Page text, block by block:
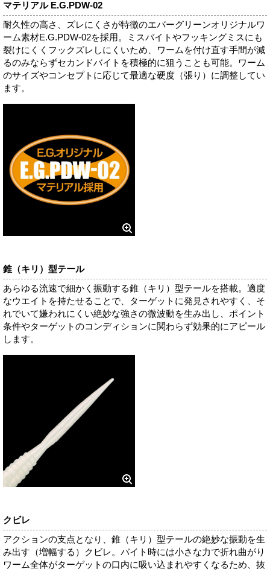
マテリアル E.G.PDW-02
耐久性の高さ、ズレにくさが特徴のエバーグリーンオリジナルワ
ーム素材E.G.PDW-02を採用。ミスバイトやフッキングミスにも
裂けにくくフックズレしにくいため、ワームを付け直す手間が減
るのみならずセカンドバイトを積極的に狙うことも可能。ワーム
のサイズやコンセプトに応じて最適な硬度（張り）に調整してい
ます。
錐（キリ）型テール
あらゆる流速で細かく振動する錐（キリ）型テールを搭載。適度
なウエイトを持たせることで、ターゲットに発見されやすく、そ
れでいて嫌われにくい絶妙な強さの微波動を生み出し、ポイント
条件やターゲットのコンディションに関わらず効果的にアピール
します。
クビレ
アクションの支点となり、錐（キリ）型テールの絶妙な振動を生
み出す（増幅する）クビレ。バイト時には小さな力で折れ曲がり
ワーム全体がターゲットの口内に吸い込まれやすくなるため、抜